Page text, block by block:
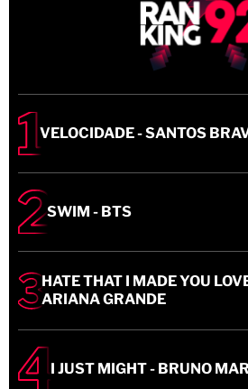
VELOCIDADE - SANTOS
SWIM - BTS
HATE THAT I MADE YOU
ARIANA GRANDE
I JUST MIGHT - BRUNO